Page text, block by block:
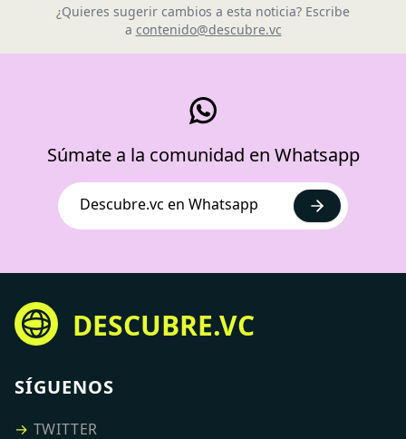
¿Quieres sugerir cambios a esta noticia? Escribe
a contenido@descubre.vc
Súmate a la comunidad en Whatsapp
Descubre.vc en Whatsapp
DESCUBRE.VC
SÍGUENOS
→ TWITTER